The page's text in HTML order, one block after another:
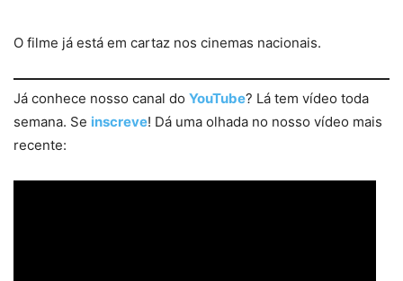
O filme já está em cartaz nos cinemas nacionais.
Já conhece nosso canal do YouTube? Lá tem vídeo toda
semana. Se inscreve! Dá uma olhada no nosso vídeo mais
recente: